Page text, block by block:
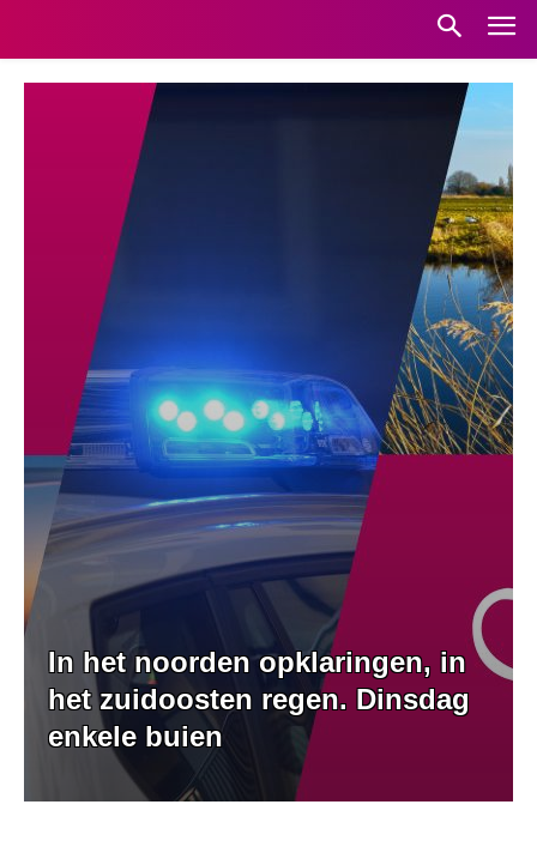
In het noorden opklaringen, in
het zuidoosten regen. Dinsdag
enkele buien